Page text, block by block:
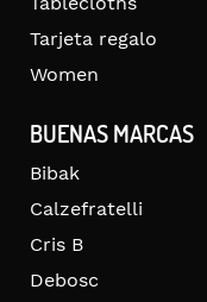
Tarjeta regalo
Women
BUENAS MARCAS
Bibak
Calzefratelli
Cris B
Debosc